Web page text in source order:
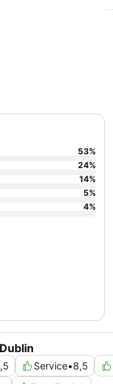
Service•8,5
53%
24%
14%
5%
4%